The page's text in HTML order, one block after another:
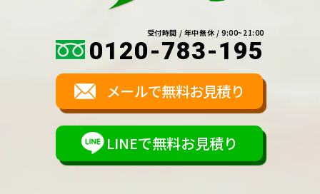
受付時間 / 年中無休 / 9:00~21:00
0120-783-195
メールで無料お見積り
LINEで無料お見積り